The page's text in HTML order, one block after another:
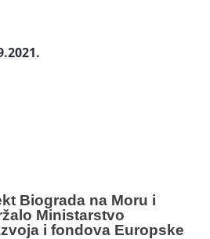
Biograda na Moru i
Ministarstvo
i fondova Europske